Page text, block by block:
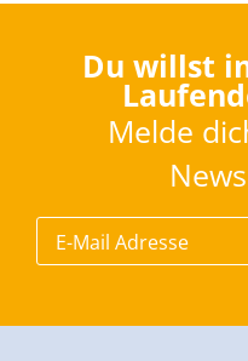
Du willst
Melde